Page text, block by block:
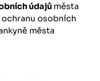
údajůměsta
osobních
města